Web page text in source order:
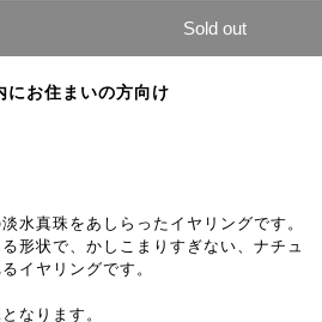
Sold out
にお住まいの方向け
水真珠をあしらったイヤリングです。
形状で、かしこまりすぎない、ナチュ
イヤリングです。
なります。